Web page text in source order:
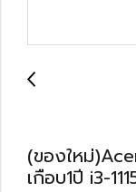
(ของใหม่
เกือบ1ปี i3-